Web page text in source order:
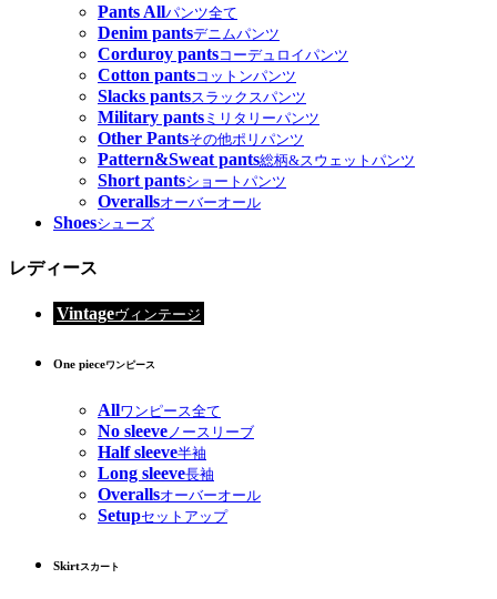
Pants Allパンツ全て
Denim pantsデニムパンツ
Corduroy pantsコーデュロイパンツ
Cotton pantsコットンパンツ
Slacks pantsスラックスパンツ
Military pants ミリタリーパンツ
Other Pantsその他ポリパンツ
Pattern&Sweat pants総柄&スウェットパンツ
Short pantsショートパンツ
Overallsオーバーオール
Shoesシューズ
レディース
Vintageヴィンテージ
One pieceワンピース
Allワンピース全て
No sleeveノースリーブ
Half sleeve半袖
Long sleeve長袖
Overallsオーバーオール
Setupセットアップ
Skirtスカート